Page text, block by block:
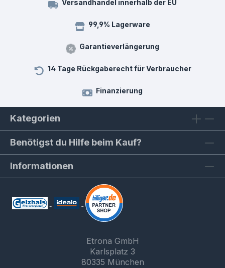
Versandhandel innerhalb der EU
99,9% Lagerware
Garantieverlängerung
14 Tage Rückgaberecht für Verbraucher
Finanzierung
Kategorien
Benötigst du Hilfe beim Kauf?
Informationen
Etrona GmbH
Karlsplatz 3
80335 München